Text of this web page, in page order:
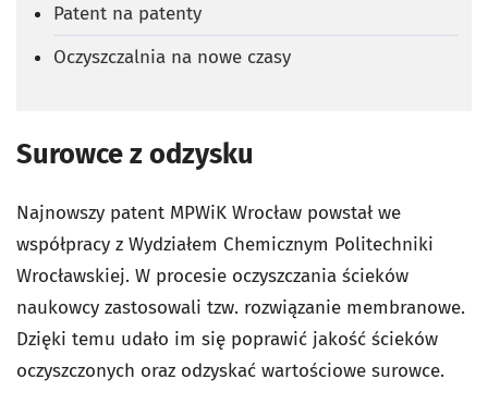
Patent na patenty
Oczyszczalnia na nowe czasy
Surowce z odzysku
Najnowszy patent MPWiK Wrocław powstał we
współpracy z Wydziałem Chemicznym Politechniki
Wrocławskiej. W procesie oczyszczania ścieków
naukowcy zastosowali tzw. rozwiązanie membranowe.
Dzięki temu udało im się poprawić jakość ścieków
oczyszczonych oraz odzyskać wartościowe surowce.